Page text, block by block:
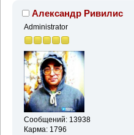
Александр Ривилис
Administrator
Сообщений: 13938
Карма: 1796